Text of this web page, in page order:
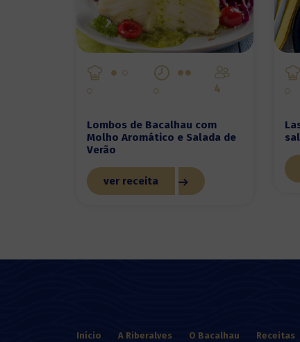
4
Lombos de Bacalhau com
Molho Aromático e Salada de
Verão
ver receita
Início A Riberalves O Bacalhau Receitas